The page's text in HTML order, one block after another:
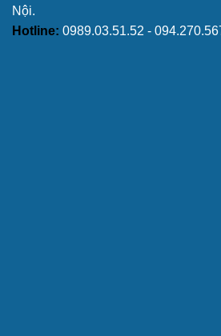
Nội.
Hotline: 0989.03.51.52 -